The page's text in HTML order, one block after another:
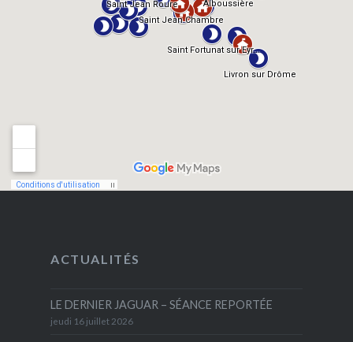
ACTUALITÉS
LE DERNIER JAGUAR – SÉANCE REPORTÉE
jeudi 16 juillet 2026